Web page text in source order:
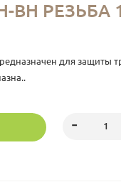
ВН
для защиты